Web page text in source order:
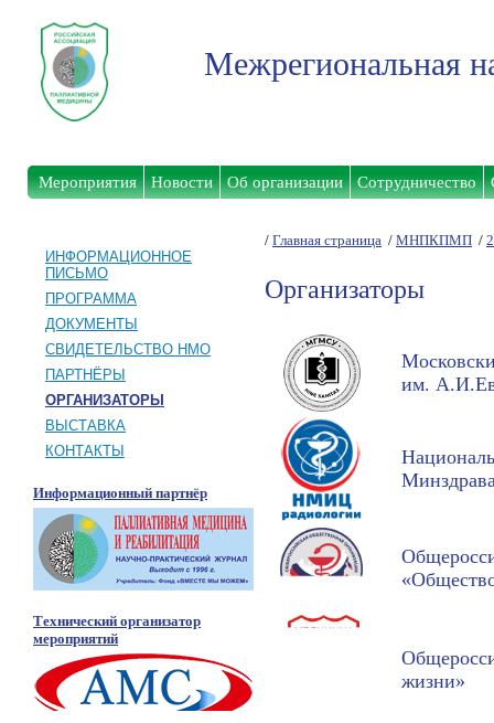
Межрегиональная
Мероприятия Новости Об организации Сотрудничество
ИНФОРМАЦИОННОЕ
ПИСЬМО
ПРОГРАММА
ДОКУМЕНТЫ
СВИДЕТЕЛЬСТВО НМО
ПАРТНЁРЫ
ОРГАНИЗАТОРЫ
ВЫСТАВКА
КОНТАКТЫ
Информационный партнёр
Технический организатор
мероприятий
/ Главная страница / МНПКПМП /
Организаторы
им.
жизни»